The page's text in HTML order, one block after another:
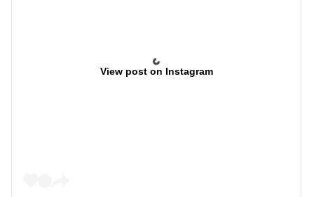
View post on Instagram